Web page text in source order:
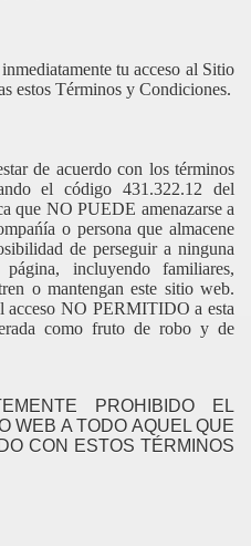
tu acceso al Sitio
estos Términos y Condiciones.
de acuerdo con los términos
el código 431.322.12 del
que NO PUEDE amenazarse a
o persona que almacene
de perseguir a ninguna
incluyendo familiares,
o mantengan este sitio web.
acceso NO PERMITIDO a esta
como fruto de robo y de
PROHIBIDO EL
WEB A TODO AQUEL QUE
CON ESTOS TÉRMINOS